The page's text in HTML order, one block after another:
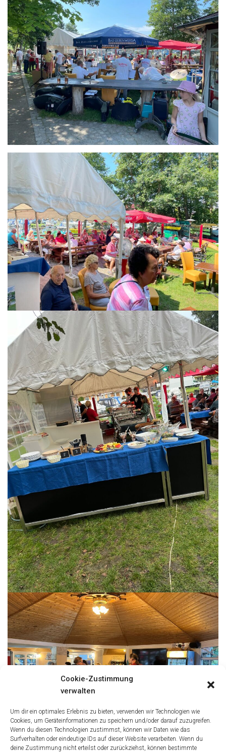
Cookie-Zustimmung
verwalten
Um dir ein optimales Erlebnis zu bieten, verwenden wir Technologien wie
Cookies, um Geräteinformationen zu speichern und/oder darauf zuzugreifen.
Wenn du diesen Technologien zustimmst, können wir Daten wie das
Surfverhalten oder eindeutige IDs auf dieser Website verarbeiten. Wenn du
deine Zustimmung nicht erteilst oder zurückziehst, können bestimmte